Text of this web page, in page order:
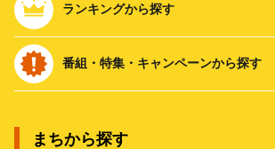
ランキングから探す
番組・特集・キャンペーンから探す
まちから探す